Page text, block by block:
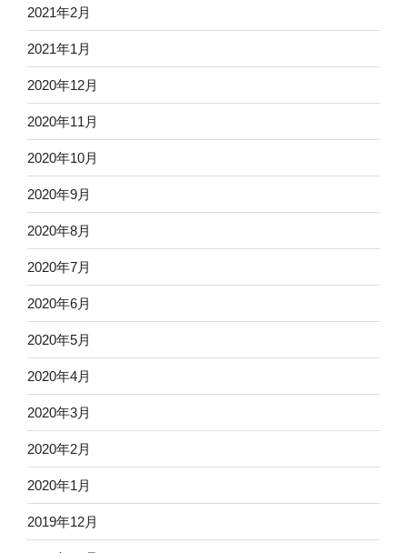
2021年2月
2021年1月
2020年12月
2020年11月
2020年10月
2020年9月
2020年8月
2020年7月
2020年6月
2020年5月
2020年4月
2020年3月
2020年2月
2020年1月
2019年12月